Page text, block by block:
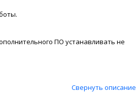
ПО устанавливать не
Свернуть описание